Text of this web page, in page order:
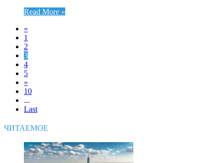
Read More »
«
1
2
3
4
5
»
10
...
Last
ЧИТАЕМОЕ